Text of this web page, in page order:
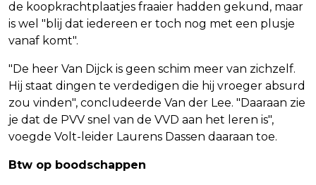
de koopkrachtplaatjes fraaier hadden gekund, maar
is wel "blij dat iedereen er toch nog met een plusje
vanaf komt".
"De heer Van Dijck is geen schim meer van zichzelf.
Hij staat dingen te verdedigen die hij vroeger absurd
zou vinden", concludeerde Van der Lee. "Daaraan zie
je dat de PVV snel van de VVD aan het leren is",
voegde Volt-leider Laurens Dassen daaraan toe.
Btw op boodschappen